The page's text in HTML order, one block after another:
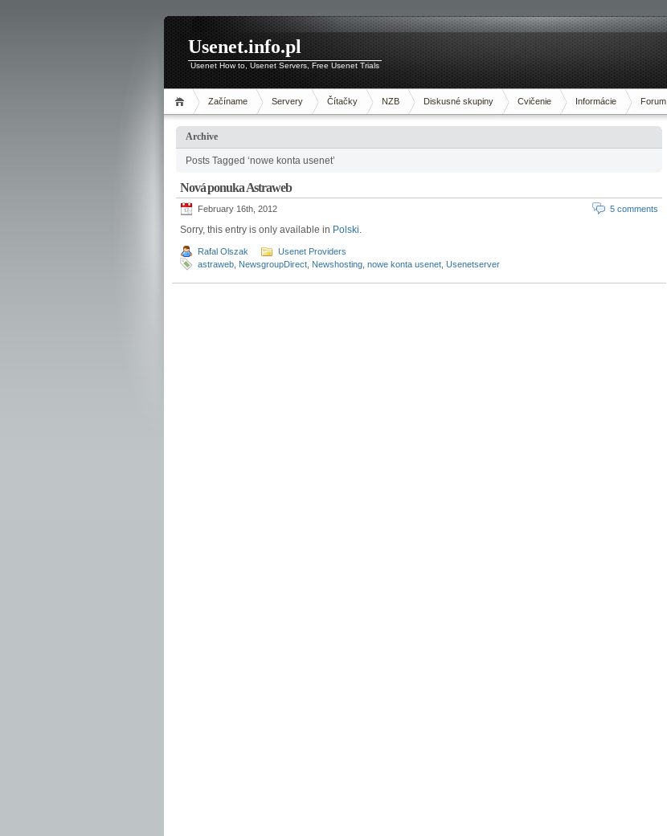
Usenet.info.pl
Usenet How to, Usenet Servers, Free Usenet Trials
Začíname Servery Čítačky NZB Diskusné skupiny Cvičenie Informácie Forum
Archive
Posts Tagged ‘nowe konta usenet’
Nová ponuka Astraweb
February 16th, 2012 5 comments
Sorry, this entry is only available in Polski.
Rafal Olszak
Usenet Providers
astraweb NewsgroupDirect Newshosting nowe konta usenet Usenetserver